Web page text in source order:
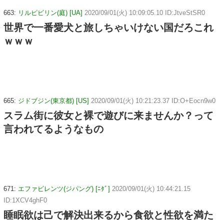
663: リルピビリン(庭) [UA] 2020/09/01(火) 10:09:05.10 ID:JtveStSR0
世界で一番愛犬と旅しちゃいけない国だろこれ
ｗｗｗ
665: ジドブジン(東京都) [US] 2020/09/01(火) 10:21:23.37 ID:O+Eocn9w0
スラム街に彼女と裸で遊びに来ませんか？って
言われてるようなもの
671: エファビレンツ(ジパング) [ﾆﾀﾞ] 2020/09/01(火) 10:44:21.15
ID:1XCV4ghF0
睡眠欲は己で解決出来るから食欲と性欲を満た